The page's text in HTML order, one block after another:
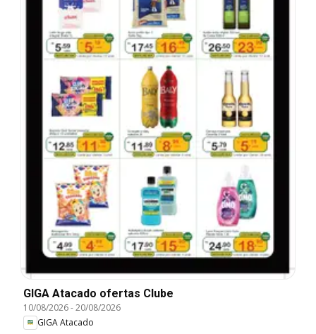
GIGA Atacado ofertas Clube
10/08/2026-20/08/2026
GIGA Atacado